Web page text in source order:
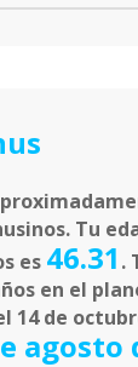
Tu
es 46.31 .
en el
14 de
agosto